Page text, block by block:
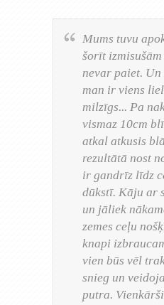
Mums tuvu
šorīt
nevar paiet.
man ir viens
milzīgs... Pa
vismaz 10cm
atkal atkusis
rezultātā nost
ir gandrīz līdz
dūkstī. Kāju ar
un jāliek
zemes ceļu
knapi
vien būs vēl
snieg un
putra.